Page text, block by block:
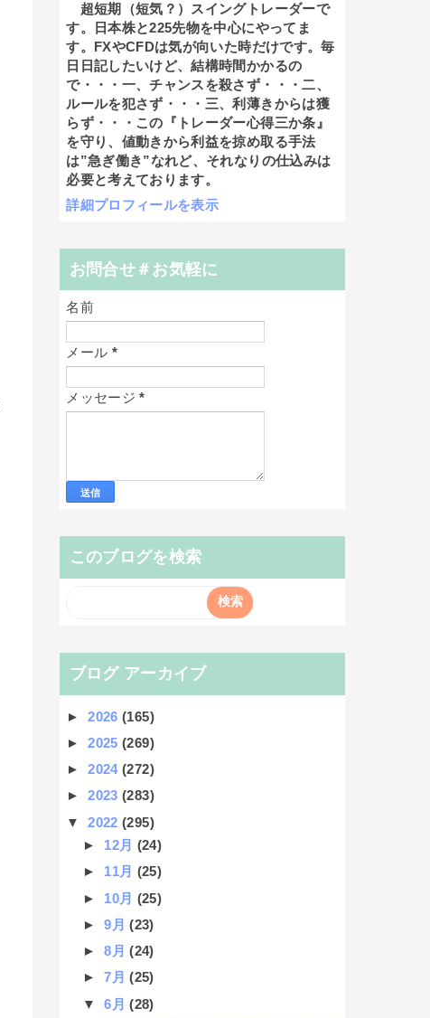
超短期（短気？）スイングトレーダーで
す。日本株と225先物を中心にやってま
す。FXやCFDは気が向いた時だけです。毎
日日記したいけど、結構時間かかるの
で・・・一、チャンスを殺さず・・・二、
ルールを犯さず・・・三、利薄きからは獲
らず・・・この『トレーダー心得三か条』
を守り、値動きから利益を掠め取る手法
は”急ぎ働き”なれど、それなりの仕込みは
必要と考えております。
詳細プロフィールを表示
お問合せ＃お気軽に
名前
メール *
メッセージ*
このブログを検索
ブログ アーカイブ
►2026(165)
►2025(269)
►2024(272)
►2023(283)
▼2022(295)
► 12月 (24)
► 11月 (25)
► 10月 (25)
►9月(23)
►8月(24)
►7月(25)
▼6月(28)